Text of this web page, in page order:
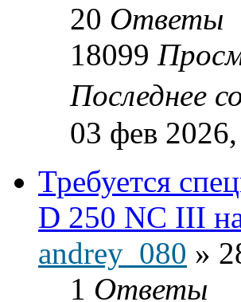
20 Ответы
18099
Последнее
03 фев
Требуется
D 250 NC III
andrey_080 »
1 Ответы